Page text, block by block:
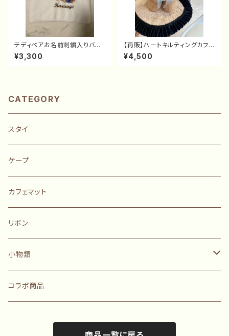
テディベアお名前刺繍入りバス
タオル
¥3,300
【再販】ハートキルティングカフェ
マット
¥4,500
CATEGORY
スタイ
ケープ
カフェマット
リボン
小物類
ポーチ
コラボ商品